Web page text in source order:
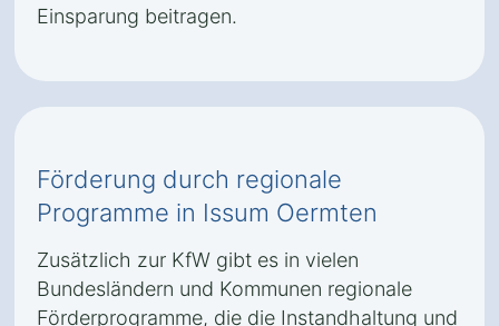
Einsparung beitragen.
Förderung durch regionale
Programme in Issum Oermten
Zusätzlich zur KfW gibt es in vielen
Bundesländern und Kommunen regionale
Förderprogramme, die die Instandhaltung und